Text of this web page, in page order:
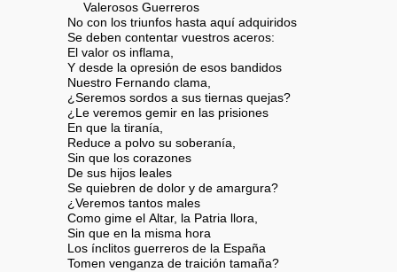
Valerosos Guerreros
No con los triunfos hasta aquí adquiridos
Se deben contentar vuestros aceros:
El valor os inflama,
Y desde la opresión de esos bandidos
Nuestro Fernando clama,
¿Seremos sordos a sus tiernas quejas?
¿Le veremos gemir en las prisiones
En que la tiranía,
Reduce a polvo su soberanía,
Sin que los corazones
De sus hijos leales
Se quiebren de dolor y de amargura?
¿Veremos tantos males
Como gime el Altar, la Patria llora,
Sin que en la misma hora
Los ínclitos guerreros de la España
Tomen venganza de traición tamaña?